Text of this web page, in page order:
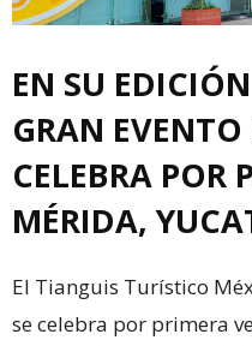
EN SU
GRAN
CELEBRA POR
MÉRIDA,
El Tianguis Turístico
se celebra por primera